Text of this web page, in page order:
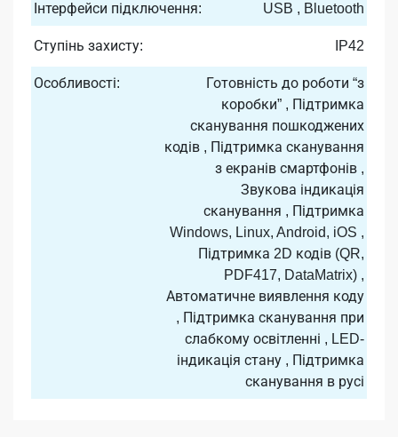
Інтерфейси підключення: USB , Bluetooth
Ступінь захисту: IP42
Особливості:
Готовність до роботи “з
коробки” , Підтримка
сканування пошкоджених
кодів , Підтримка сканування
з екранів смартфонів ,
Звукова індикація
сканування , Підтримка
Windows, Linux, Android, iOS ,
Підтримка 2D кодів (QR,
PDF417, DataMatrix) ,
Автоматичне виявлення коду
, Підтримка сканування при
слабкому освітленні , LED-
індикація стану , Підтримка
сканування в русі